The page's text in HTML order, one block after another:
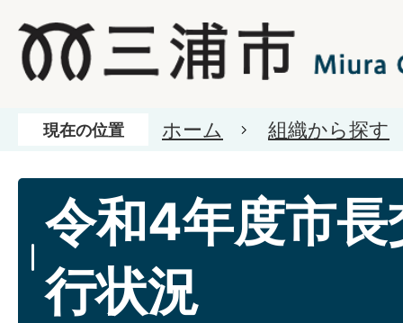
現在の位置 ホーム 組織から探す
令和4年度市長
行状況